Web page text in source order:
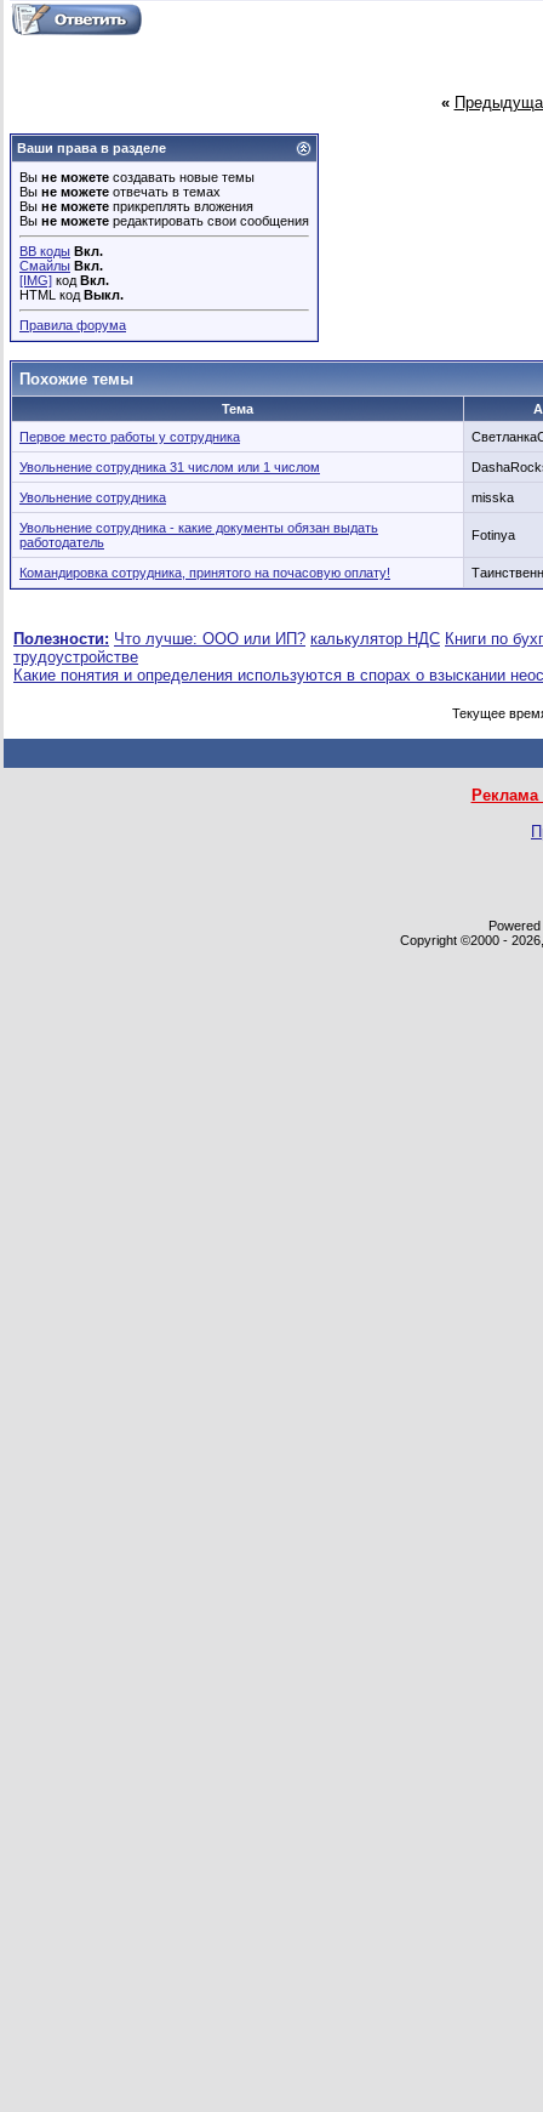
«
Ваши права в разделе
Вы не можете создавать новые темы
Вы не можете отвечать в темах
Вы не можете прикреплять вложения
Вы не можете редактировать свои сообщения
BB коды Вкл.
Смайлы Вкл.
[IMG] код Вкл.
HTML код Выкл.
Правила форума
Похожие темы
Тема
Первое место работы у сотрудника
Увольнение сотрудника 31 числом или 1 числом
Увольнение сотрудника misska
Увольнение сотрудника - какие документы обязан выдать
работодатель
Fotinya
Командировка сотрудника, принятого на почасовую оплату!
Полезности: Что лучше: ООО или ИП? калькулятор НДС Книги по
трудоустройстве
Какие понятия и определения используются в спорах о взыскании
Текущее
Copyright ©2000 -